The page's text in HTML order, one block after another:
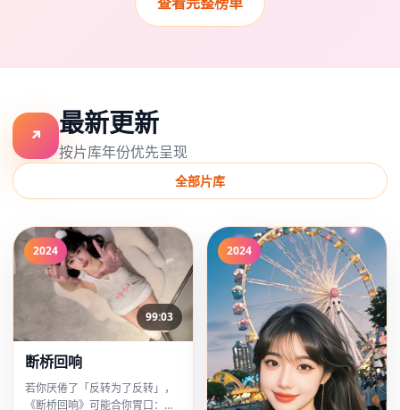
↗ 最新更新
按片库年份优先呈现
全部片库
2024
99:03
断桥回响
若你厌倦了「反转为了反转」，
《断桥回响》可能合你胃口：它
2024